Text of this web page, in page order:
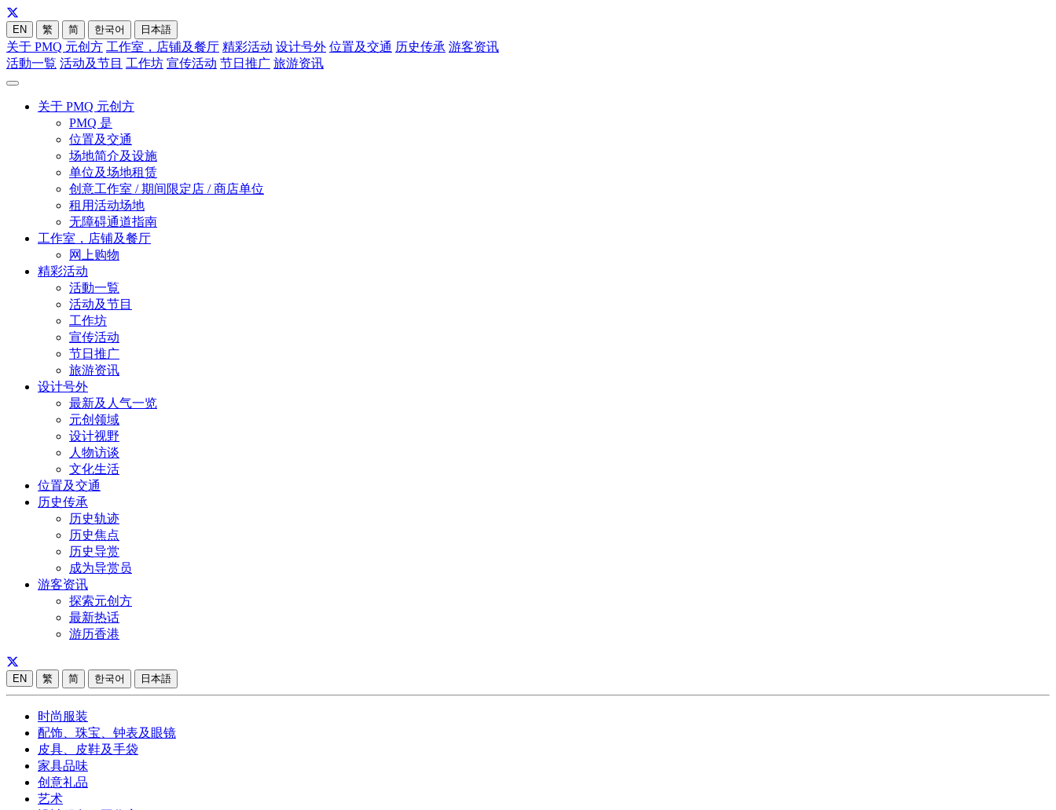
EN 繁 简 한국어 日本語
关于 PMQ 元创方 工作室，店铺及餐厅 精彩活动 设计号外 位置及交通 历史传承 游客资讯
活動一覧 活动及节目 工作坊 宣传活动 节日推广 旅游资讯
关于 PMQ 元创方
PMQ 是
位置及交通
场地简介及设施
单位及场地租赁
创意工作室 / 期间限定店 / 商店单位
租用活动场地
无障碍通道指南
工作室，店铺及餐厅
网上购物
精彩活动
活動一覧
活动及节目
工作坊
宣传活动
节日推广
旅游资讯
设计号外
最新及人气一览
元创领域
设计视野
人物访谈
文化生活
位置及交通
历史传承
历史轨迹
历史焦点
历史导赏
成为导赏员
游客资讯
探索元创方
最新热话
游历香港
EN 繁 简 한국어 日本語
时尚服装
配饰、珠宝、钟表及眼镜
皮具、皮鞋及手袋
家具品味
创意礼品
艺术